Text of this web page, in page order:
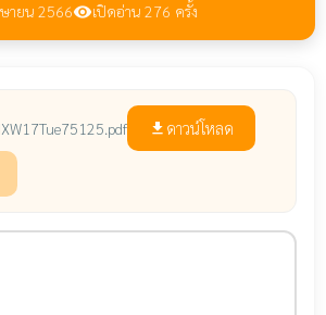
ายน 2566visibilityเปิดอ่าน 276 ครั้ง
file_download ดาวน์โหลด